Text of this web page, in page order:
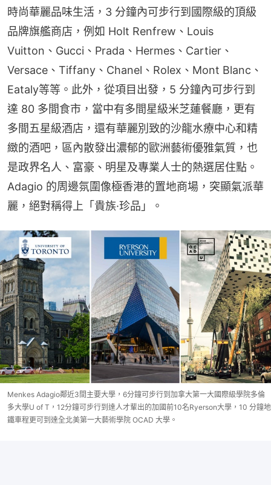
時尚華麗品味生活，3 分鐘內可步行到國際級的頂級
品牌旗艦商店，例如 Holt Renfrew、Louis
Vuitton、Gucci、Prada、Hermes、Cartier、
Versace、Tiffany、Chanel、Rolex、Mont Blanc、
Eataly等等。此外，從項目出發，5 分鐘內可步行到
達 80 多間食市，當中有多間星級米芝蓮餐廳，更有
多間五星級酒店，還有華麗別致的沙龍水療中心和精
緻的酒吧，區內散發出濃郁的歐洲藝術優雅氣質，也
是政界名人、富豪、明星及專業人士的熱選居住點。
Adagio 的周邊氛圍像極香港的置地商場，突顯氣派華
麗，絕對稱得上「貴族·珍品」。
Menkes Adagio鄰近3間主要大學，6分鐘可步行到加拿大第一大國際級學院多倫
多大學U of T，12分鐘可步行到達人才輩出的加國前10名Ryerson大學，10 分鐘地
鐵車程更可到達全北美第一大藝術學院 OCAD 大學。